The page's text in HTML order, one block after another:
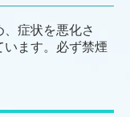
症状を悪化さ
ます。必ず禁煙